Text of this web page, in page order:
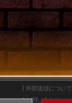
外部送信について
お問い合わせ